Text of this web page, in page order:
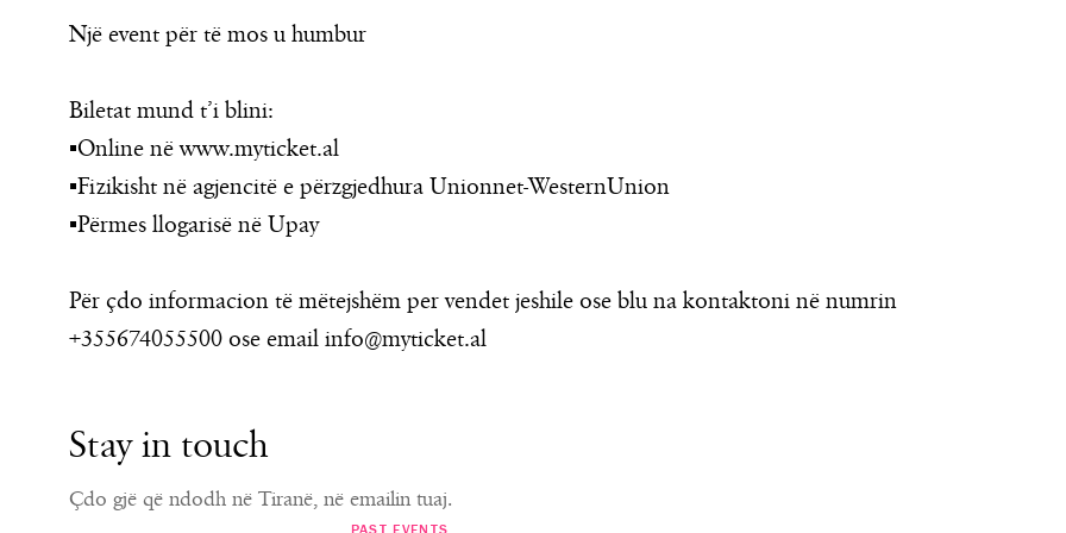
Një event për të mos u humbur
Biletat mund t’i blini:
▪︎Online në www.myticket.al
▪︎Fizikisht në agjencitë e përzgjedhura Unionnet-WesternUnion
▪︎Përmes llogarisë në Upay
Për çdo informacion të mëtejshëm per vendet jeshile ose blu na kontaktoni në numrin
+355674055500 ose email info@myticket.al
Stay in touch
Çdo gjë që ndodh në Tiranë, në emailin tuaj.
ART
PAST EVENTS